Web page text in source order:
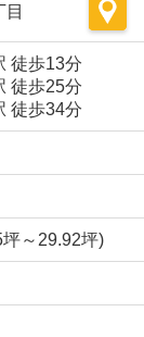
目
徒歩13分
徒歩25分
徒歩34分
～29.92坪)